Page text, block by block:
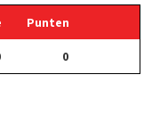
Punten
0